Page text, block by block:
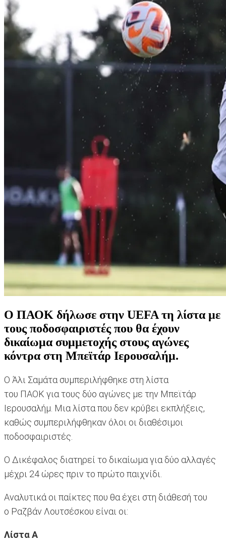
Ο ΠΑΟΚ δήλωσε στην UEFA τη λίστα με
τους ποδοσφαιριστές που θα έχουν
δικαίωμα συμμετοχής στους αγώνες
κόντρα στη Μπεϊτάρ Ιερουσαλήμ.
Ο Άλι Σαμάτα συμπεριλήφθηκε στη λίστα
του ΠΑΟΚ για τους δύο αγώνες με την Μπεϊτάρ
Ιερουσαλήμ. Μια λίστα που δεν κρύβει εκπλήξεις,
καθώς συμπεριλήφθηκαν όλοι οι διαθέσιμοι
ποδοσφαιριστές.
Ο Δικέφαλος διατηρεί το δικαίωμα για δύο αλλαγές
μέχρι 24 ώρες πριν το πρώτο παιχνίδι.
Αναλυτικά οι παίκτες που θα έχει στη διάθεσή του
ο Ραζβάν Λουτσέσκου είναι οι:
Λίστα Α